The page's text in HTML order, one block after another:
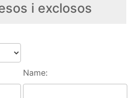
i exclosos
Name: